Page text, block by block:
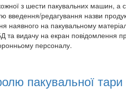
з шести пакувальних машин,
введення/редагування назви
наявного на пакувальному
видачу на екран повідомлення
персоналу.
пакувальної тари